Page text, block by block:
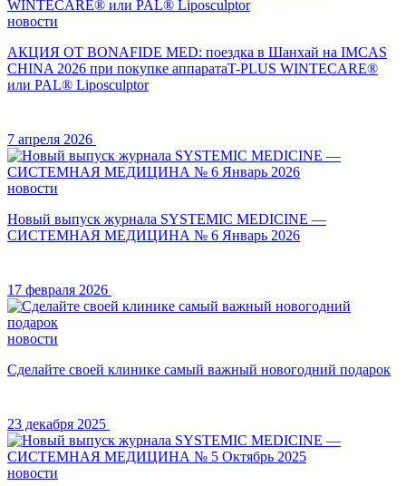
новости
АКЦИЯ ОТ BONAFIDE MED: поездка в Шанхай на IMCAS
CHINA 2026 при покупке аппаратаT-PLUS WINTECARE®
или PAL® Liposculptor
7 апреля 2026
новости
Новый выпуск журнала SYSTEMIC MEDICINE —
СИСТЕМНАЯ МЕДИЦИНА № 6 Январь 2026
17 февраля 2026
новости
Сделайте своей клинике самый важный новогодний подарок
23 декабря 2025
новости